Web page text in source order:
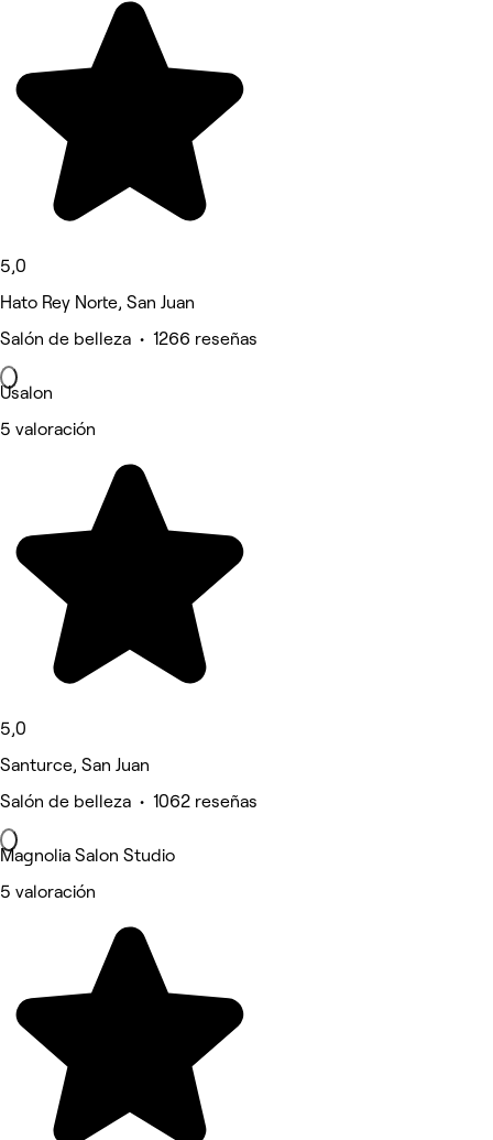
5,0
Hato Rey Norte, San Juan
Salón de belleza • 1266 reseñas
Usalon
5 valoración
5,0
Santurce, San Juan
Salón de belleza • 1062 reseñas
Magnolia Salon Studio
5 valoración